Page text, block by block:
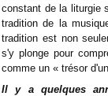
constant de la liturgie
tradition de la
tradition est non
s'y plonge pour
comme un « trésor
Il y a quelques